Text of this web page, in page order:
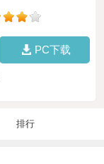
PC下载
排行